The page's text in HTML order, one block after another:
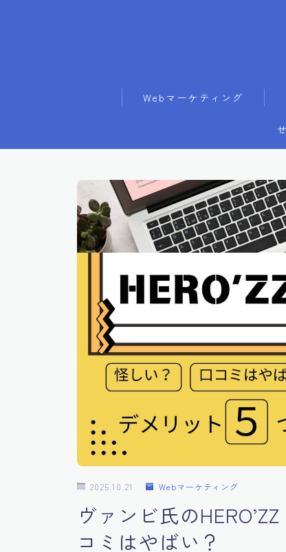
Webマーケティング
2025.10.21 Webマーケティング
ヴァンビ氏の
コミはやばい？